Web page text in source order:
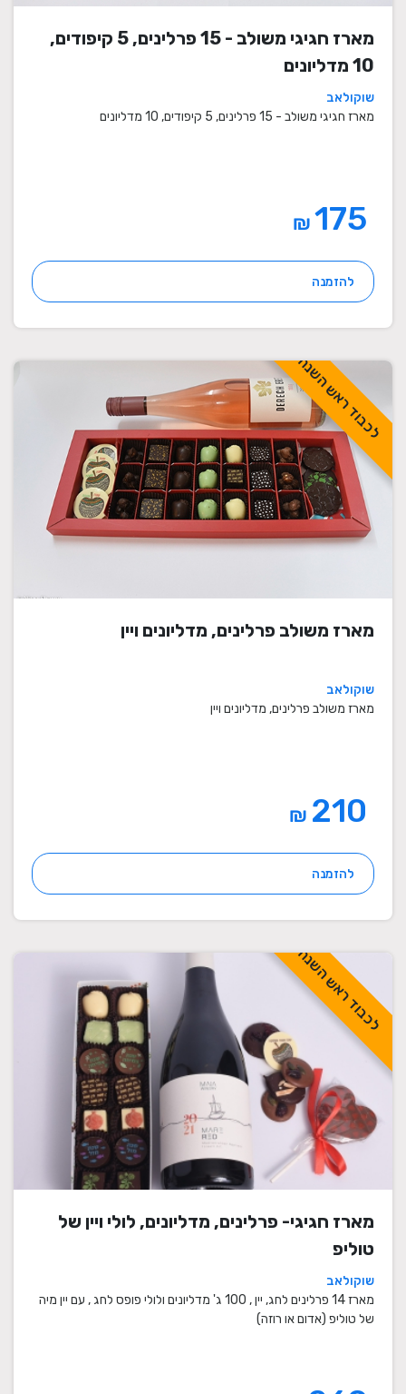
מארז חגיגי משולב - 15 פרלינים, 5 קיפודים,
10 מדליונים
שוקולאב
מארז חגיגי משולב - 15 פרלינים, 5 קיפודים, 10 מדליונים
₪
להזמנה
לכבוד ראש השנה
מארז משולב פרלינים, מדליונים ויין
שוקולאב
מארז משולב פרלינים, מדליונים ויין
₪
להזמנה
לכבוד ראש השנה
מארז חגיגי- פרלינים, מדליונים, לולי ויין של
טוליפ
שוקולאב
מארז 14 פרלינים לחג, יין , 100 ג' מדליונים ולולי פופס לחג , עם יין מיה
של טוליפ (אדום או רוזה)